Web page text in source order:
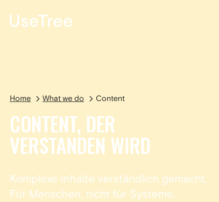
Home What we do Content
CONTENT, DER
VERSTANDEN WIRD
Komplexe Inhalte verständlich gemacht.
Für Menschen, nicht für Systeme.